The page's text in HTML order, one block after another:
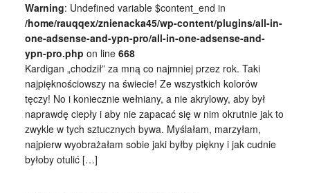
Warning: Undefined variable $content_end in
/home/rauqqex/znienacka45/wp-content/plugins/all-in-
one-adsense-and-ypn-pro/all-in-one-adsense-and-
ypn-pro.php on line 668
Kardigan „chodził” za mną co najmniej przez rok. Taki
najpięknościowszy na świecie! Ze wszystkich kolorów
tęczy! No i koniecznie wełniany, a nie akrylowy, aby był
naprawdę ciepły i aby nie zapacać się w nim okrutnie jak to
zwykle w tych sztucznych bywa. Myślałam, marzyłam,
najpierw wyobrażałam sobie jaki byłby piękny i jak cudnie
byłoby otulić […]